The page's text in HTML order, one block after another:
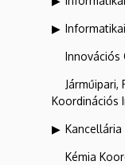
Innovációs
Koordinációs
Kancellária
Kémia